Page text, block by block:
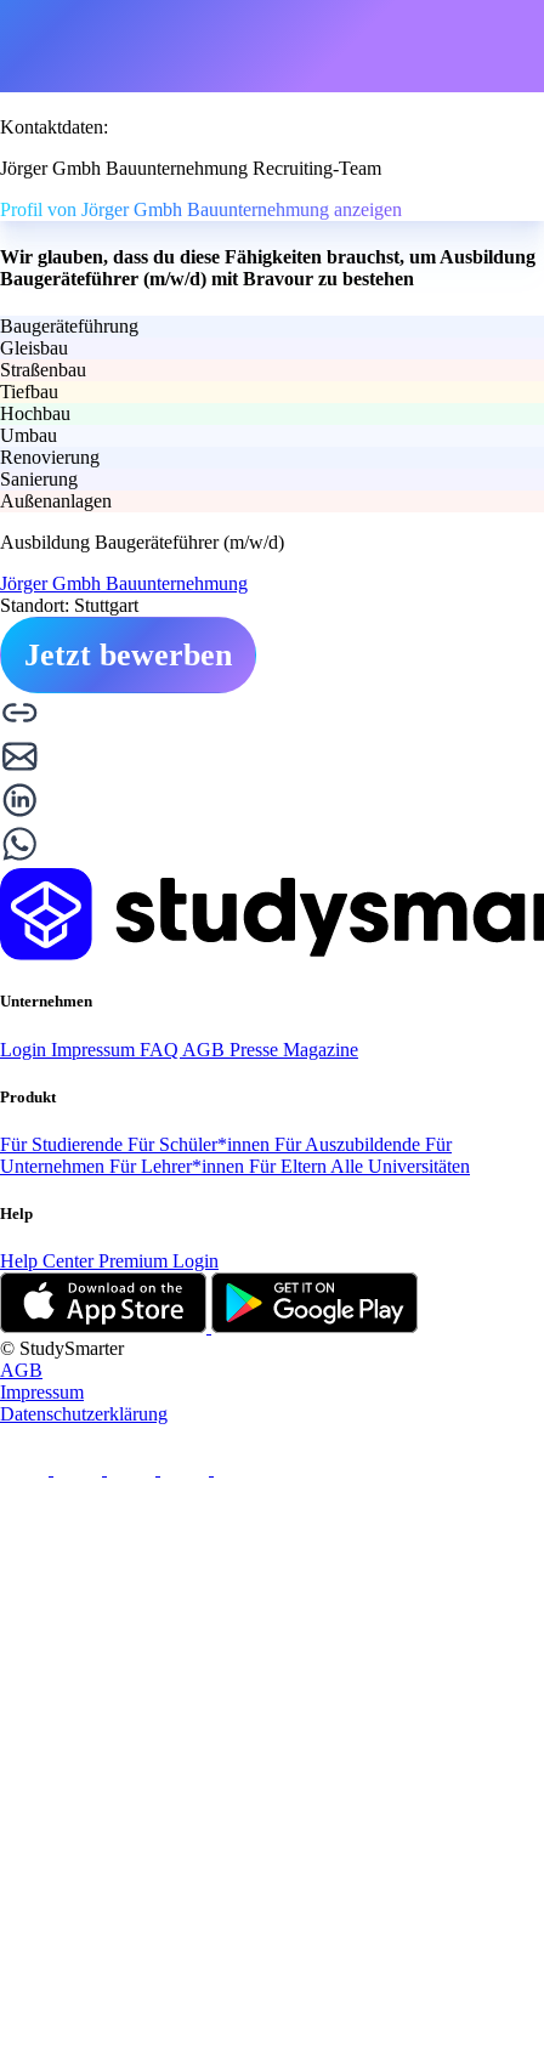
Kontaktdaten:
Jörger Gmbh Bauunternehmung Recruiting-Team
Profil von Jörger Gmbh Bauunternehmung anzeigen
Wir glauben, dass du diese Fähigkeiten brauchst, um Ausbildung
Baugeräteführer (m/w/d) mit Bravour zu bestehen
Baugeräteführung
Gleisbau
Straßenbau
Tiefbau
Hochbau
Umbau
Renovierung
Sanierung
Außenanlagen
Ausbildung Baugeräteführer (m/w/d)
Jörger Gmbh Bauunternehmung
Standort: Stuttgart
Jetzt bewerben
Unternehmen
Login Impressum FAQ AGB Presse Magazine
Produkt
Für Studierende Für Schüler*innen Für Auszubildende Für
Unternehmen Für Lehrer*innen Für Eltern Alle Universitäten
Help
Help CenterPremium Login
© StudySmarter
AGB
Impressum
Datenschutzerklärung